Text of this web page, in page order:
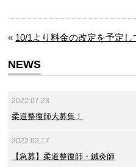
« 10/1より料金の改定を予定し
NEWS
2022.07.23
柔道整復師大募集！
2022.02.17
【急募】柔道整復師・鍼灸師